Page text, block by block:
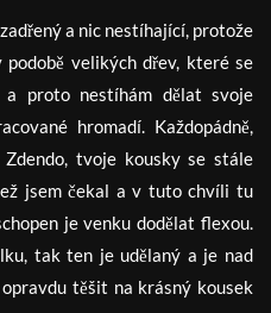
a nic nestíhající, protože
velikých dřev, které se
a proto nestíhám dělat svoje
hromadí. Každopádně,
tvoje kousky se stále
jsem čekal a v tuto chvíli tu
je venku dodělat flexou.
tak ten je udělaný a je nad
těšit na krásný kousek